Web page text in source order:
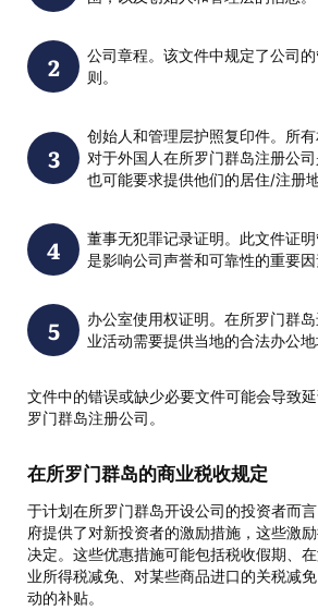
公司章程。该文件中规定了公司
则。
创始人和管理层护照复印件。所
对于外国人在所罗门群岛注册公
也可能要求提供他们的居住/注册地
董事无犯罪记录证明。此文件证
是影响公司声誉和可靠性的重要因
办公室使用权证明。在所罗门群
业活动需要提供当地的合法办公地
文件中的错误或缺少必要文件可能会导致
罗门群岛注册公司。
在所罗门群岛的商业税收规定
于计划在所罗门群岛开设公司的投资者而
府提供了对新投资者的激励措施，这些激
决定。这些优惠措施可能包括税收假期、
业所得税减免、对某些商品进口的关税减
动的补贴。